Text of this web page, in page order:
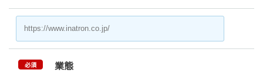
必須 業態